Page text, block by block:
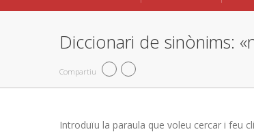
Diccionari de sinònims:
Compartiu
Introduïu la paraula que voleu cercar i feu